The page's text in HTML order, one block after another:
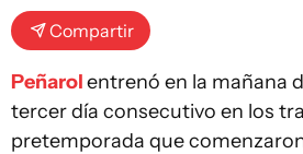
Compartir
Peñarolentrenó en la mañana
tercer día consecutivo en los
pretemporada que